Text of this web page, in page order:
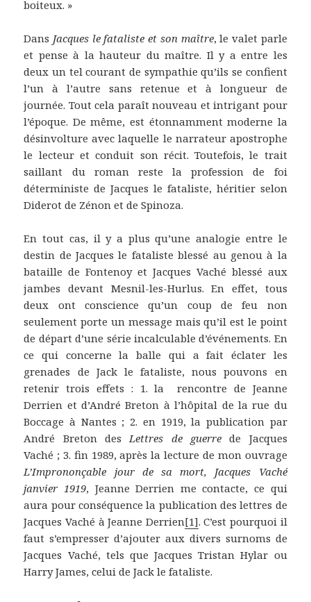
boiteux. »
Dans Jacques le fataliste et son maître, le valet parle
et pense à la hauteur du maître. Il y a entre les
deux un tel courant de sympathie qu’ils se confient
l’un à l’autre sans retenue et à longueur de
journée. Tout cela paraît nouveau et intrigant pour
l’époque. De même, est étonnamment moderne la
désinvolture avec laquelle le narrateur apostrophe
le lecteur et conduit son récit. Toutefois, le trait
saillant du roman reste la profession de foi
déterministe de Jacques le fataliste, héritier selon
Diderot de Zénon et de Spinoza.
En tout cas, il y a plus qu’une analogie entre le
destin de Jacques le fataliste blessé au genou à la
bataille de Fontenoy et Jacques Vaché blessé aux
jambes devant Mesnil-les-Hurlus. En effet, tous
deux ont conscience qu’un coup de feu non
seulement porte un message mais qu’il est le point
de départ d’une série incalculable d’événements. En
ce qui concerne la balle qui a fait éclater les
grenades de Jack le fataliste, nous pouvons en
retenir trois effets : 1. la rencontre de Jeanne
Derrien et d’André Breton à l’hôpital de la rue du
Boccage à Nantes ; 2. en 1919, la publication par
André Breton desLettres de guerrede Jacques
Vaché ; 3. fin 1989, après la lecture de mon ouvrage
L’Imprononçable jour de sa mort,
Jacques Vaché
janvier 1919, Jeanne Derrien me contacte, ce qui
aura pour conséquence la publication des lettres de
Jacques Vaché à Jeanne Derrien[1]. C’est pourquoi il
faut s’empresser d’ajouter aux divers surnoms de
Jacques Vaché, tels que Jacques Tristan Hylar ou
Harry James, celui de Jack le fataliste.